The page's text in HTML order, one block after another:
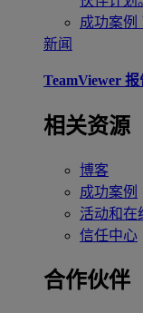
成功案例
新闻
TeamViewer
相关资源
博客
成功案例
活动和在
信任中心
合作伙伴